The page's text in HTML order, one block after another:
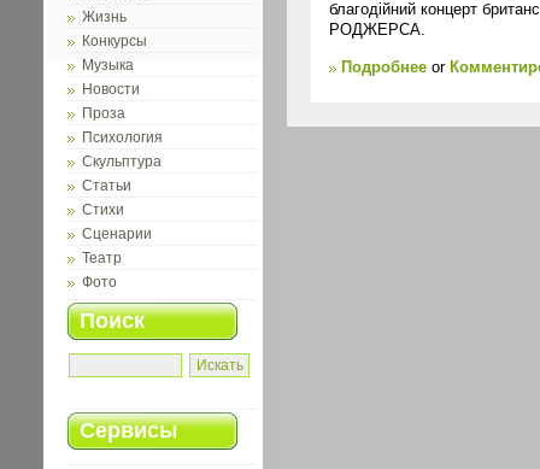
Жизнь
Конкурсы
Музыка
Новости
Проза
Психология
Скульптура
Статьи
Стихи
Сценарии
Театр
Фото
Поиск
Сервисы
благодійний концерт
РОДЖЕРСА.
Подробнее or